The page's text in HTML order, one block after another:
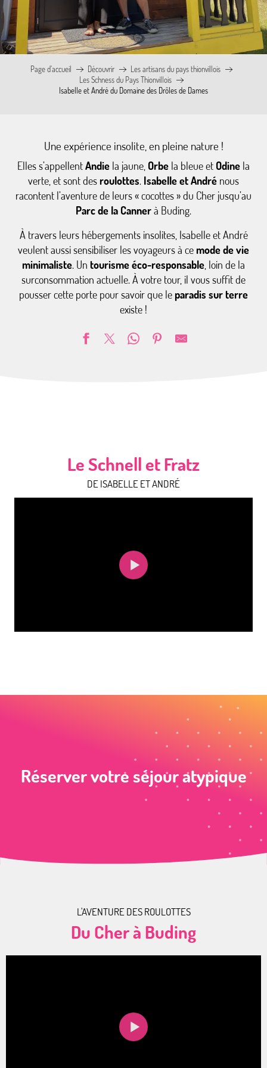
Page d’accueil Découvrir
Les artisans du pays thionvillois
Les Schness du Pays Thionvillois
Isabelle et André du Domaine des Drôles de Dames
Une expérience insolite, en pleine nature !
Elles s’appellentAndie la jaune, Orbe la bleue et Odine la
verte, et sont des roulottes. Isabelle et André nous
racontent l’aventure de leurs « cocottes » du Cher jusqu’au
Parc de la Cannerà Buding.
À travers leurs hébergements insolites, Isabelle et André
veulent aussi sensibiliser les voyageurs à ce mode de vie
minimaliste. Un tourisme éco-responsable , loin de la
surconsommation actuelle. À votre tour, il vous suffit de
pousser cette porte pour savoir que le paradis sur terre
existe !
Le Schnell et Fratz
DE ISABELLE ET ANDRÉ
Réserver votre séjour atypique
L'AVENTURE DES ROULOTTES
Du Cher à Buding